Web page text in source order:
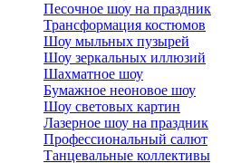
Песочное шоу на праздник
Трансформация костюмов
Шоу мыльных пузырей
Шоу зеркальных иллюзий
Шахматное шоу
Бумажное неоновое шоу
Шоу световых картин
Лазерное шоу на праздник
Профессиональный салют
Танцевальные коллективы